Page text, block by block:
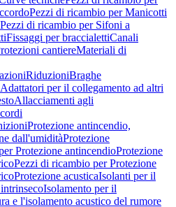
Pezzi di ricambio per Manicotti
Pezzi di ricambio per Sifoni a
Fissaggi per braccialettiCanali
cantiereMateriali di
RiduzioniBraghe
Adattatori per il collegamento ad altri
Allacciamenti agli
Protezione antincendio,
dall'umiditàProtezione
Protezione antincendioProtezione
Pezzi di ricambio per Protezione
Protezione acusticaIsolanti per il
Isolamento per il
e l'isolamento acustico del rumore